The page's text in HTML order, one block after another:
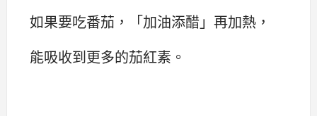
如果要吃番茄，「加油添醋」再加熱，
能吸收到更多的茄紅素。